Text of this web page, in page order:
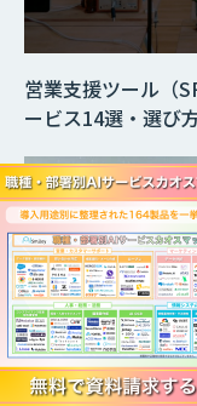
営業支援ツール（
ービス14選・選び